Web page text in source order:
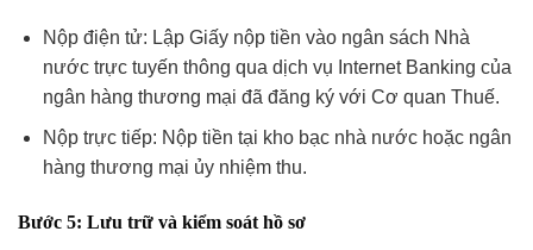
Nộp điện tử: Lập Giấy nộp tiền vào ngân sách Nhà
nước trực tuyến thông qua dịch vụ Internet Banking của
ngân hàng thương mại đã đăng ký với Cơ quan Thuế.
Nộp trực tiếp: Nộp tiền tại kho bạc nhà nước hoặc ngân
hàng thương mại ủy nhiệm thu.
Bước 5: Lưu trữ và kiểm soát hồ sơ